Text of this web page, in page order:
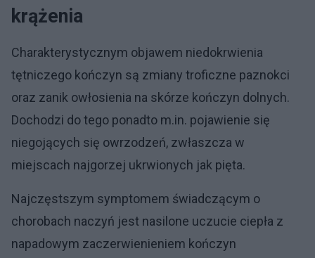
krążenia
Charakterystycznym objawem niedokrwienia
tętniczego kończyn są zmiany troficzne paznokci
oraz zanik owłosienia na skórze kończyn dolnych.
Dochodzi do tego ponadto m.in. pojawienie się
niegojących się owrzodzeń, zwłaszcza w
miejscach najgorzej ukrwionych jak pięta.
Najczęstszym symptomem świadczącym o
chorobach naczyń jest nasilone uczucie ciepła z
napadowym zaczerwienieniem kończyn